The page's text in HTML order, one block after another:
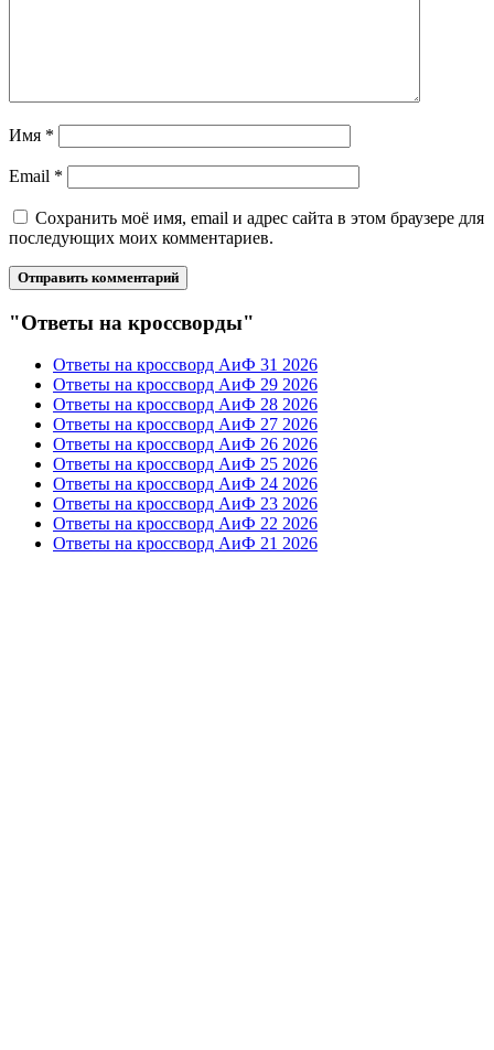
Имя *
Email *
Сохранить моё имя, email и адрес сайта в этом браузере для
последующих моих комментариев.
"Ответы на кроссворды"
Ответы на кроссворд АиФ 31 2026
Ответы на кроссворд АиФ 29 2026
Ответы на кроссворд АиФ 28 2026
Ответы на кроссворд АиФ 27 2026
Ответы на кроссворд АиФ 26 2026
Ответы на кроссворд АиФ 25 2026
Ответы на кроссворд АиФ 24 2026
Ответы на кроссворд АиФ 23 2026
Ответы на кроссворд АиФ 22 2026
Ответы на кроссворд АиФ 21 2026